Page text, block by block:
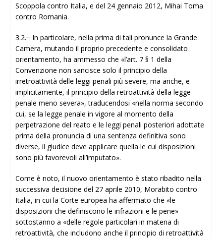
Scoppola contro Italia, e del 24 gennaio 2012, Mihai Toma
contro Romania.
3.2.− In particolare, nella prima di tali pronunce la Grande
Camera, mutando il proprio precedente e consolidato
orientamento, ha ammesso che «l’art. 7 § 1 della
Convenzione non sancisce solo il principio della
irretroattività delle leggi penali più severe, ma anche, e
implicitamente, il principio della retroattività della legge
penale meno severa», traducendosi «nella norma secondo
cui, se la legge penale in vigore al momento della
perpetrazione del reato e le leggi penali posteriori adottate
prima della pronuncia di una sentenza definitiva sono
diverse, il giudice deve applicare quella le cui disposizioni
sono più favorevoli all’imputato».
Come è noto, il nuovo orientamento è stato ribadito nella
successiva decisione del 27 aprile 2010, Morabito contro
Italia, in cui la Corte europea ha affermato che «le
disposizioni che definiscono le infrazioni e le pene»
sottostanno a «delle regole particolari in materia di
retroattività, che includono anche il principio di retroattività